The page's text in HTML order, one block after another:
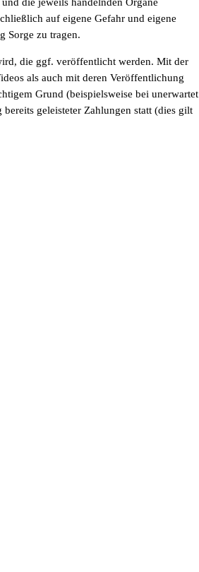
die jeweils handelnden Organe
auf eigene Gefahr und eigene
Sorge zu tragen.
die ggf. veröffentlicht werden. Mit der
als auch mit deren Veröffentlichung
Grund (beispielsweise bei unerwartet
geleisteter Zahlungen statt (dies gilt